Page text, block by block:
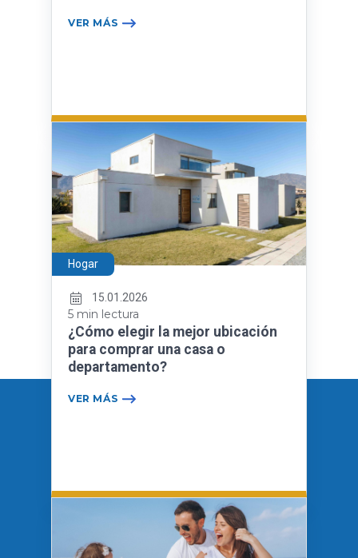
VER MÁS
Hogar
15.01.2026
5 min lectura
¿Cómo elegir la mejor ubicación
para comprar una casa o
departamento?
VER MÁS